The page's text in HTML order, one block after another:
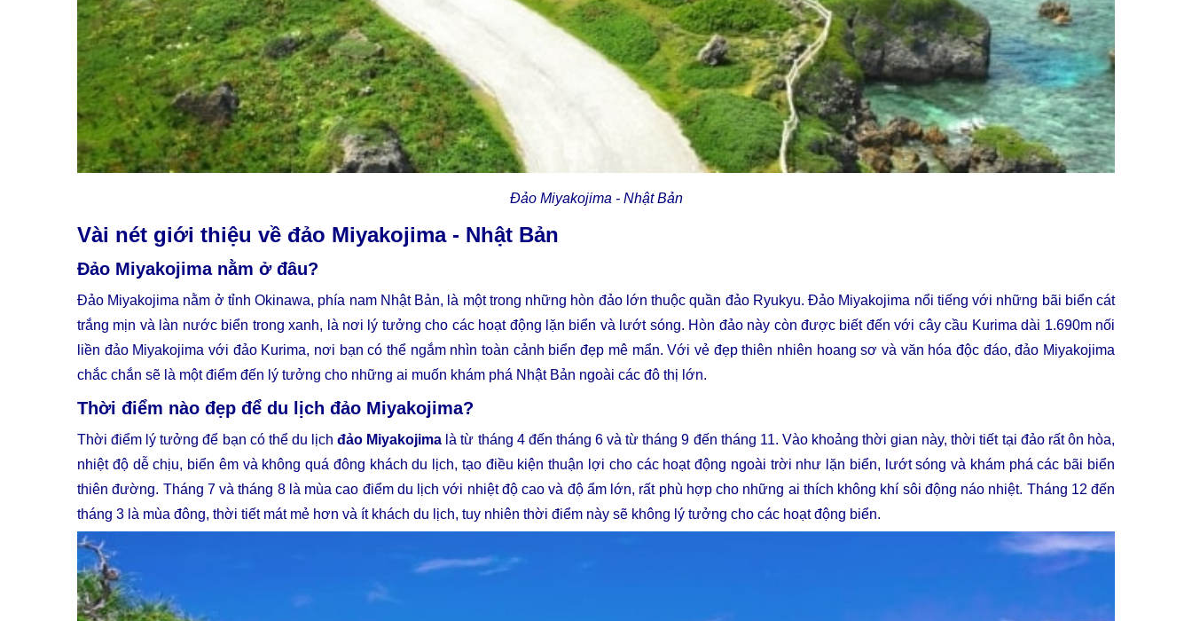
Đảo Miyakojima - Nhật Bản
Vài nét giới thiệu về đảo Miyakojima - Nhật Bản
Đảo Miyakojima nằm ở đâu?
Đảo Miyakojima nằm ở tỉnh Okinawa, phía nam Nhật Bản, là một trong những hòn đảo lớn thuộc quần đảo Ryukyu. Đảo Miyakojima nổi tiếng với những bãi biển cát
trắng mịn và làn nước biển trong xanh, là nơi lý tưởng cho các hoạt động lặn biển và lướt sóng. Hòn đảo này còn được biết đến với cây cầu Kurima dài 1.690m nối
liền đảo Miyakojima với đảo Kurima, nơi bạn có thể ngắm nhìn toàn cảnh biển đẹp mê mẩn. Với vẻ đẹp thiên nhiên hoang sơ và văn hóa độc đáo, đảo Miyakojima
chắc chắn sẽ là một điểm đến lý tưởng cho những ai muốn khám phá Nhật Bản ngoài các đô thị lớn.
Thời điểm nào đẹp để du lịch đảo Miyakojima?
Thời điểm lý tưởng để bạn có thể du lịchđảo Miyakojima là từ tháng 4 đến tháng 6 và từ tháng 9 đến tháng 11. Vào khoảng thời gian này, thời tiết tại đảo rất ôn hòa,
nhiệt độ dễ chịu, biển êm và không quá đông khách du lịch, tạo điều kiện thuận lợi cho các hoạt động ngoài trời như lặn biển, lướt sóng và khám phá các bãi biển
thiên đường. Tháng 7 và tháng 8 là mùa cao điểm du lịch với nhiệt độ cao và độ ẩm lớn, rất phù hợp cho những ai thích không khí sôi động náo nhiệt. Tháng 12 đến
tháng 3 là mùa đông, thời tiết mát mẻ hơn và ít khách du lịch, tuy nhiên thời điểm này sẽ không lý tưởng cho các hoạt động biển.